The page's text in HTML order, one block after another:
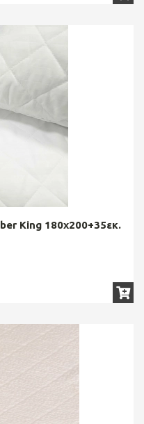
King 180x200+35εκ.